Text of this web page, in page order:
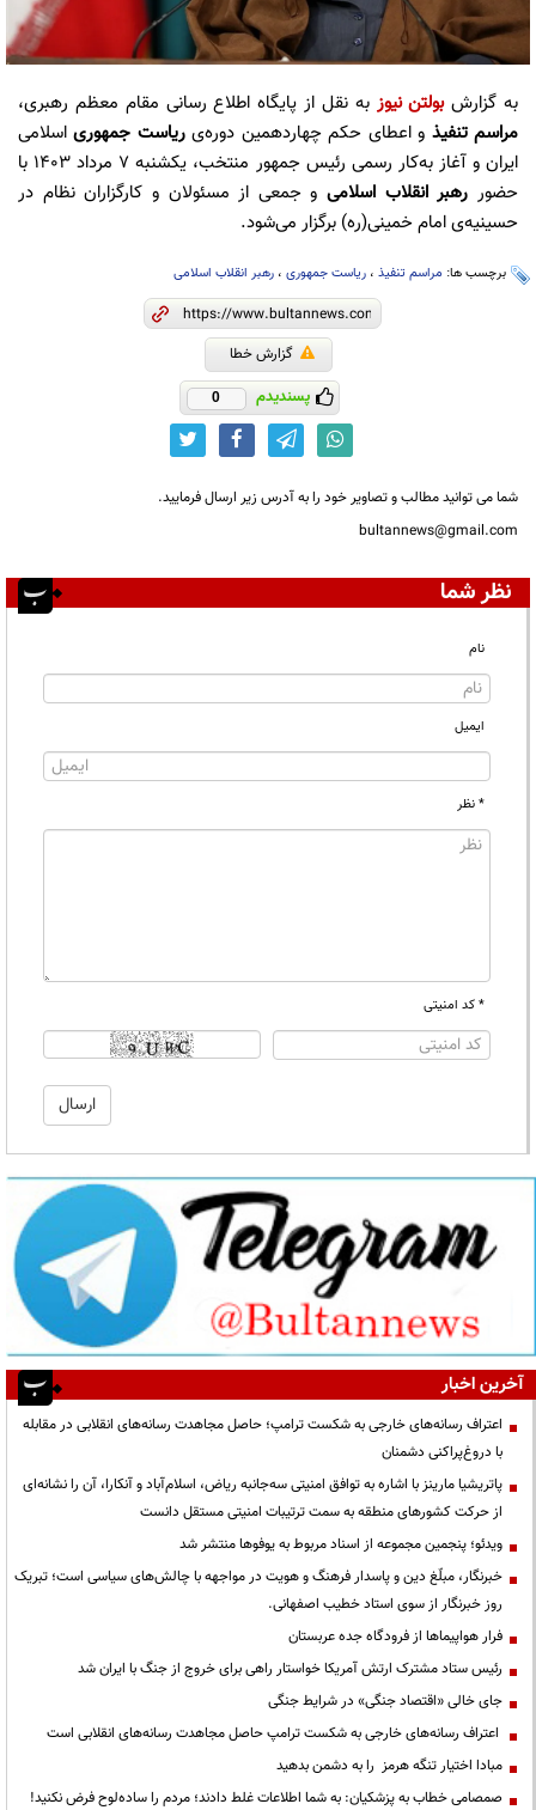
به گزارشبولتن نیوز به نقل از پایگاه اطلاع رسانی مقام معظم رهبری،
مراسم تنفیذ و اعطای حکم چهاردهمین دوره‌یریاست جمهوریاسلامی
ایران و آغاز به‌کار رسمی رئیس جمهور منتخب، یکشنبه ۷ مرداد ۱۴۰۳ با
حضور رهبر انقلاب اسلامیو جمعی از مسئولان و کارگزاران نظام در
حسینیه‌ی امام خمینی(ره) برگزار می‌شود.
برچسب ها: مراسم تنفیذ ، ریاست جمهوری ، رهبر انقلاب اسلامی
گزارش خطا
پسندیدم 0
شما می توانید مطالب و تصاویر خود را به آدرس زیر ارسال فرمایید.
bultannews@gmail.com
نظر شما
نام
ایمیل
* نظر
* کد امنیتی
آخرین اخبار
اعتراف رسانه‌های خارجی به شکست ترامپ؛ حاصل مجاهدت رسانه‌های انقلابی در مقابله
با دروغ‌پراکنی دشمنان
پاتریشیا مارینز با اشاره به توافق امنیتی سه‌جانبه ریاض، اسلام‌آباد و آنکارا، آن را نشانه‌ای
از حرکت کشورهای منطقه به سمت ترتیبات امنیتی مستقل دانست
ویدئو؛ پنجمین مجموعه از اسناد مربوط به یوفوها منتشر شد
خبرنگار، مبلّغ دین و پاسدار فرهنگ و هویت در مواجهه با چالش‌های سیاسی است؛ تبریک
روز خبرنگار از سوی استاد خطیب اصفهانی.
فرار هواپیماها از فرودگاه جده عربستان
رئیس ستاد مشترک ارتش آمریکا خواستار راهی برای خروج از جنگ با ایران شد
جای خالی «اقتصاد جنگی» در شرایط جنگی
اعتراف رسانه‌های خارجی به شکست ترامپ حاصل مجاهدت رسانه‌های انقلابی است
مبادا اختیار تنگه هرمز را به دشمن بدهید
صمصامی خطاب به پزشکیان: به شما اطلاعات غلط دادند؛ مردم را ساده‌لوح فرض نکنید!